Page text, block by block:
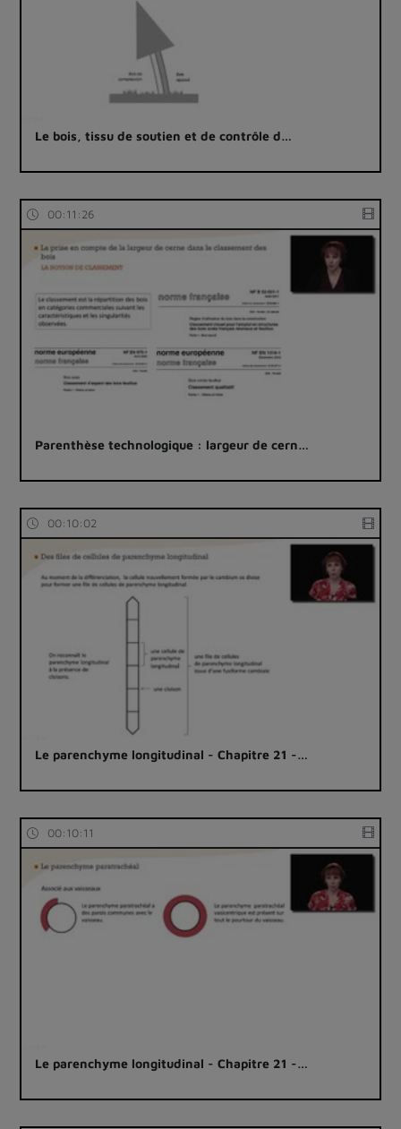
Le bois, tissu de soutien et de contrôle d…
00:11:26
Parenthèse technologique : largeur de cern…
00:10:02
Le parenchyme longitudinal - Chapitre 21 -…
00:10:11
Le parenchyme longitudinal - Chapitre 21 -…